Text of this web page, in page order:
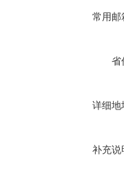
常用邮
省
详细地
补充说